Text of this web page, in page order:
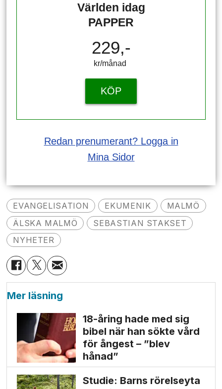
Världen idag
PAPPER
229,-
kr/månad ​​​​​​
KÖP
Redan prenumerant? Logga in
Mina Sidor
EVANGELISATION EKUMENIK
MALMÖ
ÄLSKA MALMÖ
SEBASTIAN STAKSET
NYHETER
Mer läsning
18-åring hade med sig
bibel när han sökte vård
för ångest – ”blev
hånad”
Studie: Barns rörelseyta